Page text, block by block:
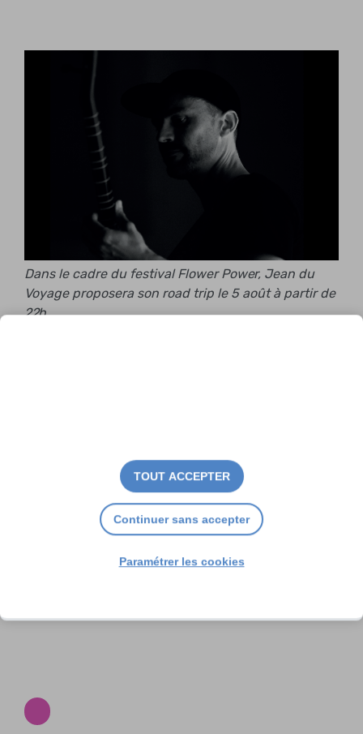
Dans le cadre du festival Flower Power, Jean du
Voyage proposera son road trip le 5 août à partir de
22h.
TOUT ACCEPTER
Continuer sans accepter
Paramétrer les cookies